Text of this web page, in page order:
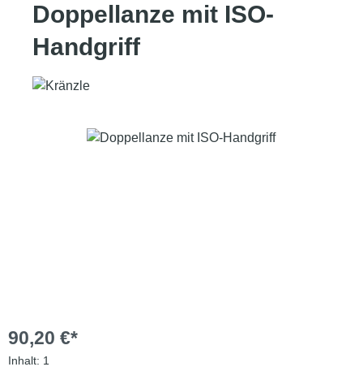
Doppellanze mit ISO-
Handgriff
Bildergalerie überspringen
90,20 €*
Inhalt: 1